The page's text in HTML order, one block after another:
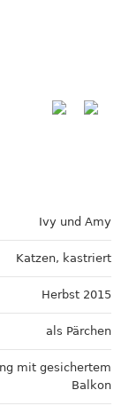
Ivy und Amy
Katzen, kastriert
Herbst 2015
als Pärchen
mit gesichertem
Balkon